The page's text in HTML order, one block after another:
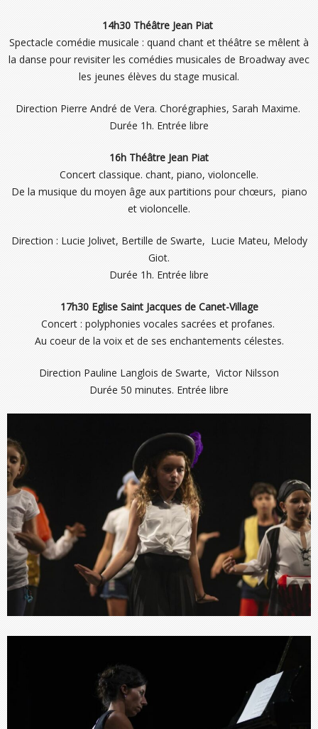
14h30 Théâtre Jean Piat
Spectacle comédie musicale : quand chant et théâtre se mêlent à
la danse pour revisiter les comédies musicales de Broadway avec
les jeunes élèves du stage musical.
Direction Pierre André de Vera. Chorégraphies, Sarah Maxime.
Durée 1h. Entrée libre
16h Théâtre Jean Piat
Concert classique. chant, piano, violoncelle.
De la musique du moyen âge aux partitions pour chœurs, piano
et violoncelle.
Direction : Lucie Jolivet, Bertille de Swarte, Lucie Mateu, Melody
Giot.
Durée 1h. Entrée libre
17h30 Eglise Saint Jacques de Canet-Village
Concert : polyphonies vocales sacrées et profanes.
Au coeur de la voix et de ses enchantements célestes.
Direction Pauline Langlois de Swarte, Victor Nilsson
Durée 50 minutes. Entrée libre